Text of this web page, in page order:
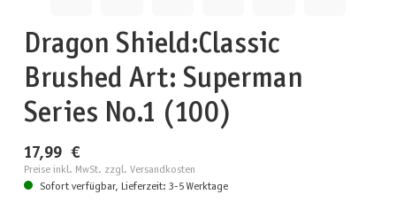
Dragon Shield:Classic
Brushed Art: Superman
Series No.1 (100)
17,99 €
Preise inkl. MwSt. zzgl. Versandkosten
Sofort verfügbar, Lieferzeit: 3-5 Werktage